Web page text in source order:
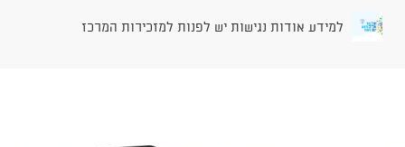
למידע אודות נגישות יש לפנות למזכירות המרכז